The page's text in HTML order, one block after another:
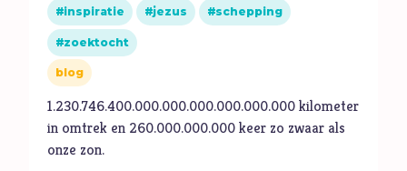
inspiratie jezus schepping
zoektocht
blog
1.230.746.400.000.000.000.000.000.000 kilometer
in omtrek en 260.000.000.000 keer zo zwaar als
onze zon.